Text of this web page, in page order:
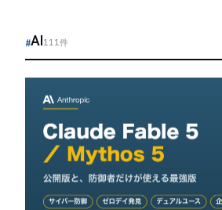
#AI111 件